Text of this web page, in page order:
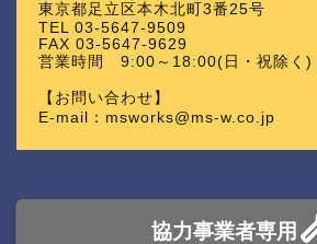
東京都足立区本木北町3番25号
TEL 03-5647-9509
FAX 03-5647-9629
営業時間 9:00～18:00(日・祝除く)
【お問い合わせ】
E-mail：msworks@ms-w.co.jp
協力事業者専用